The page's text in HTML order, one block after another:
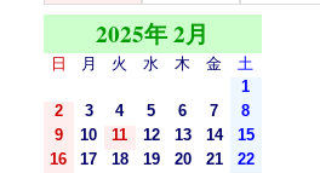
2025年 2月
日 月 火 水 木 金
土
1
2
3 4 5 6 7
8
9
10 11 12 13 14
15
16
17 18 19 20 21
22